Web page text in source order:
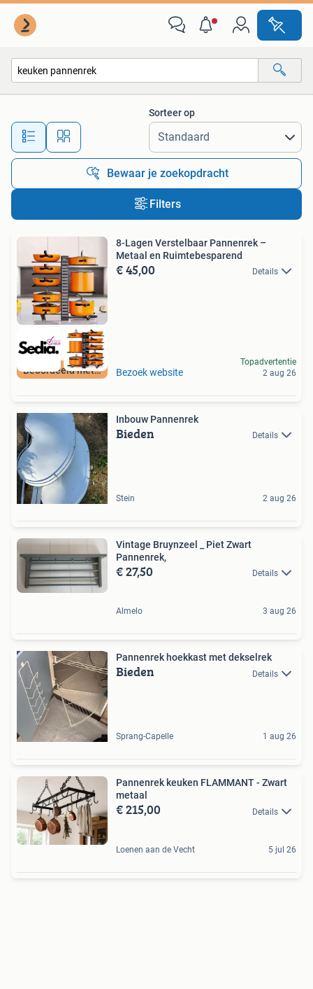
Alle afstanden…
Sorteer op
Bewaar je zoekopdracht
Filters
Beoordeeld met 9+
8-Lagen Verstelbaar Pannenrek –
Metaal en Ruimtebesparend
€ 45,00 Details
Bezoek website
Topadvertentie
2 aug 26
Inbouw Pannenrek
Bieden Details
Stein 2 aug 26
Vintage Bruynzeel _ Piet Zwart
Pannenrek,
€ 27,50 Details
Almelo 3 aug 26
Pannenrek hoekkast met dekselrek
Bieden Details
Sprang-Capelle 1 aug 26
Pannenrek keuken FLAMMANT - Zwart
metaal
€ 215,00 Details
Loenen aan de Vecht 5 jul 26